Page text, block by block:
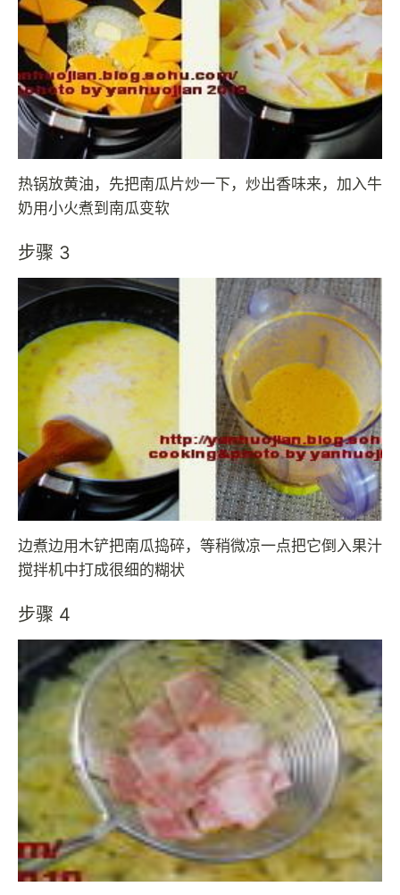
热锅放黄油，先把南瓜片炒一下，炒出香味来，加入牛
奶用小火煮到南瓜变软
步骤 3
边煮边用木铲把南瓜捣碎，等稍微凉一点把它倒入果汁
搅拌机中打成很细的糊状
步骤 4